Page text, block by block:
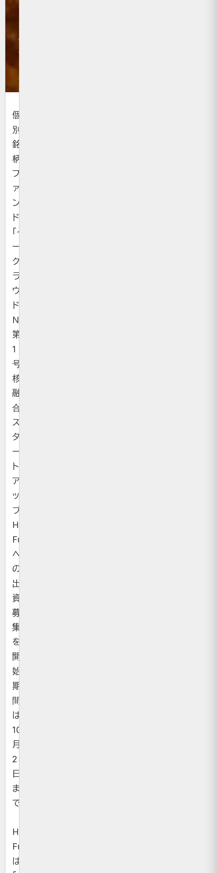
年8月14
サ
イ
個
別
銘
柄
フ
ァ
ン
ド
「イ
ー
ク
ラ
ウ
ド
NEXT」
第
1
号、
核
融
合
ス
タ
ー
ト
ア
ッ
プ
Helical
Fusion
へ
の
出
資
募
集
を
開
始。
期
間
は
10
月
23
日
ま
で。
Helical
Fusion
は